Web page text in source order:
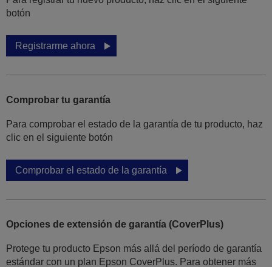
botón
Registrarme ahora
Comprobar tu garantía
Para comprobar el estado de la garantía de tu producto, haz
clic en el siguiente botón
Comprobar el estado de la garantía
Opciones de extensión de garantía (CoverPlus)
Protege tu producto Epson más allá del período de garantía
estándar con un plan Epson CoverPlus. Para obtener más